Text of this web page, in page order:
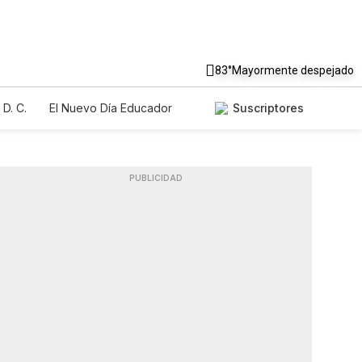
83°Mayormente despejado
C. El Nuevo Día Educador Suscriptores
PUBLICIDAD